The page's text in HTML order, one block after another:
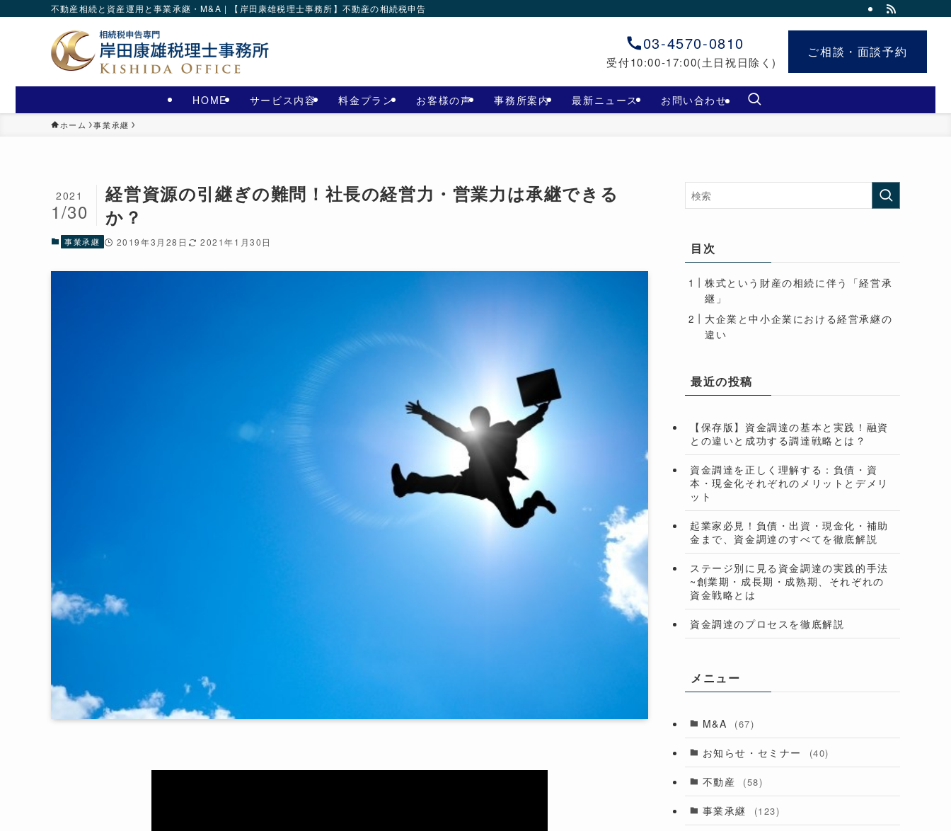
不動産相続と資産運用と事業承継・M&A | 【岸田康雄税理士事務所】不動産の相続税申告
HOME サービス内容 料金プラン お客様の声 事務所案内 最新ニュース お問い合わせ
03-4570-0810
受付10:00-17:00(土日祝日除く)
ご相談・面談予約
ホーム 事業承継
経営資源の引継ぎの難問！社長の経営力・営業力は承継できる
か？
2021
1/30
事業承継 2019年3月28日 2021年1月30日 目次
株式という財産の相続に伴う「経営承
継」
大企業と中小企業における経営承継の
違い
最近の投稿
【保存版】資金調達の基本と実践！融資
との違いと成功する調達戦略とは？
資金調達を正しく理解する：負債・資
本・現金化それぞれのメリットとデメリ
ット
起業家必見！負債・出資・現金化・補助
金まで、資金調達のすべてを徹底解説
ステージ別に見る資金調達の実践的手法
~創業期・成長期・成熟期、それぞれの
資金戦略とは
資金調達のプロセスを徹底解説
メニュー
M&A (67)
お知らせ・セミナー (40)
不動産 (58)
事業承継 (123)